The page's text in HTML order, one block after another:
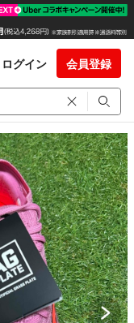
ログイン 会員登録